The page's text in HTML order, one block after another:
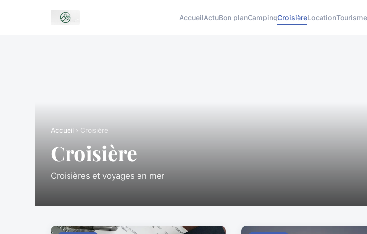
AccueilActuBon planCampingCroisièreLocationTourisme
Accueil › Croisière
Croisière
Croisières et voyages en mer